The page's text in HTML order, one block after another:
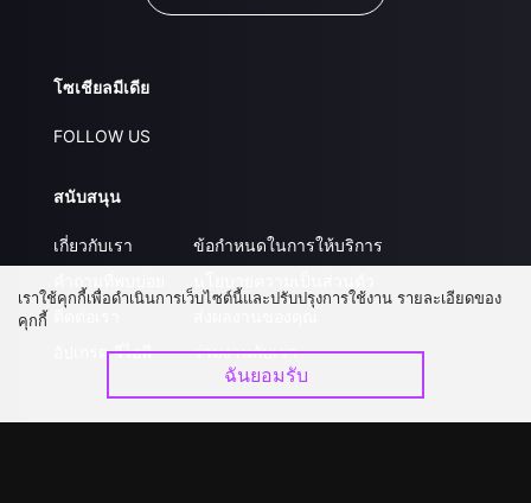
โซเชียลมีเดีย
FOLLOW US
สนับสนุน
เกี่ยวกับเรา
อัปเกรด วีไอพี
ข้อกำหนดในการให้บริการ
ร่วมงานกับเรา
เราใช้คุกกี้เพื่อดำเนินการเว็บไซต์นี้และปรับปรุงการใช้งาน รายละเอียดของ
คุกกี้
ฉันยอมรับ